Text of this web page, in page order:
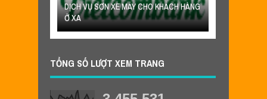
NHẬN SƠN XE MÁY THEO YÊU CẦU VÀ
SHIP HÀNG TOÀN QUỐC
TỔNG SỐ LƯỢT XEM TRANG